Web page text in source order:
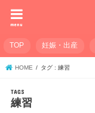
menu
TOP 妊娠・出産
HOME タグ : 練習
練習